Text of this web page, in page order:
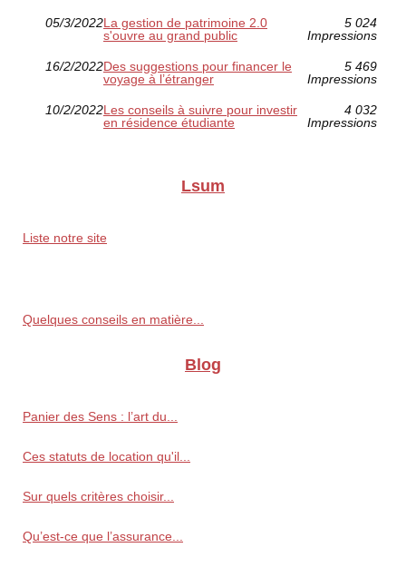
05/3/2022La gestion de patrimoine 2.0
s'ouvre au grand public
5 024
Impressions
16/2/2022Des suggestions pour financer le
voyage à l’étranger
5 469
Impressions
10/2/2022Les conseils à suivre pour investir
en résidence étudiante
4 032
Impressions
Lsum
Liste notre site
Quelques conseils en matière...
Blog
Panier des Sens : l’art du...
Ces statuts de location qu'il...
Sur quels critères choisir...
Qu’est-ce que l’assurance...